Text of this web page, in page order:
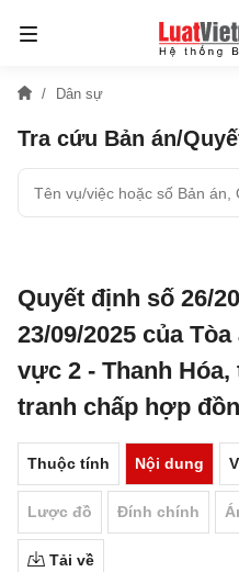
Dân sự
Tra cứu Bản án/
Quyết định số 26/
23/09/2025 của
vực 2 - Thanh
tranh chấp hợp
Thuộc tính Nội dung
Lược đồ Đính chính
Tải về